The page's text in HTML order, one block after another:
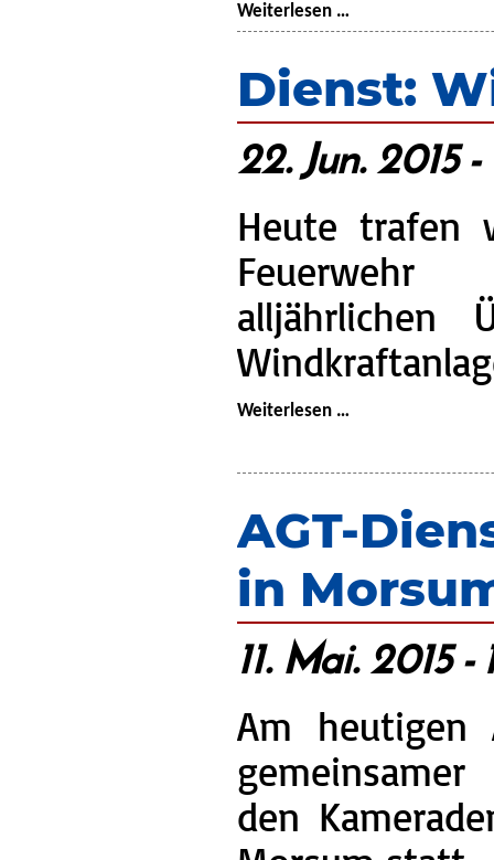
Weiterlesen …
80
Feuerwehr
Wulmstorf
Dienst:
22. Jun. 2015
Heute trafen
alljährlichen
Weiterlesen …
AGT-
in
11. Mai. 2015
Am heutigen
den